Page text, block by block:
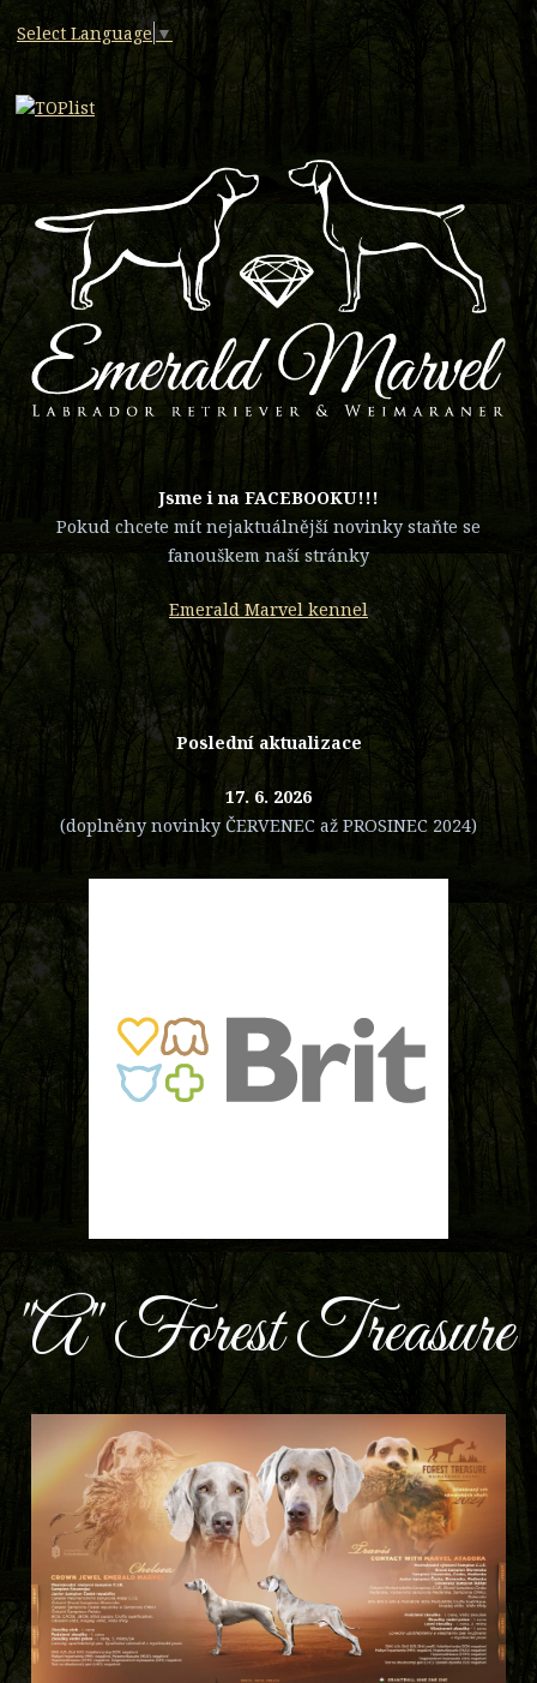
Select Language ▼
​Jsme i na FACEBOOKU!!!
Pokud chcete mít nejaktuálnější novinky staňte se
fanouškem naší stránky
Emerald Marvel kennel
Poslední aktualizace
17. 6. 2026
(doplněny novinky ČERVENEC až PROSINEC 2024)
"A" Forest Treasure